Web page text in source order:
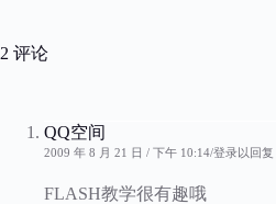
2 评论
QQ空间
2009 年 8 月 21 日 / 下午 10:14 登录以回复
FLASH教学很有趣哦